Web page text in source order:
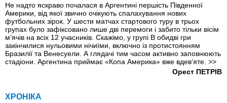
Не надто яскраво почалася в Аргентині першість Південної
Америки, від якої звично очікують спалахування нових
футбольних зірок. У шести матчах стартового туру в трьох
групах було зафіксовано лише дві перемоги і забито тільки вісім
м’ячів на всіх 12 учасників. Скажімо, у групі В обидві гри
закінчилися нульовими нічиїми, включно із протистоянням
Бразилії та Венесуели. А глядачі тим часом активно заповнюють
стадіони. Аргентина приймає «Копа Америка» вже вдев’яте. >>
Орест ПЕТРІВ
ХРОНІКА